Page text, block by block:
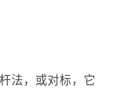
法，或对标，它